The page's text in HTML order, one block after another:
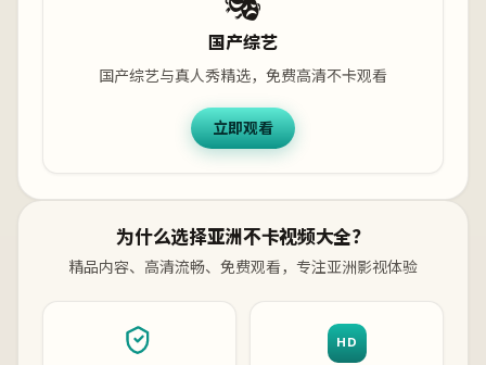
国产综艺
国产综艺与真人秀精选，免费高清不卡观看
立即观看
为什么选择亚洲不卡视频大全？
精品内容、高清流畅、免费观看，专注亚洲影视体验
HD